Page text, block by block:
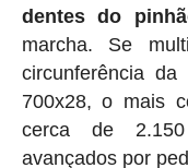
dentes do
marcha. Se
circunferência
700x28, o mais
cerca de
avançados por